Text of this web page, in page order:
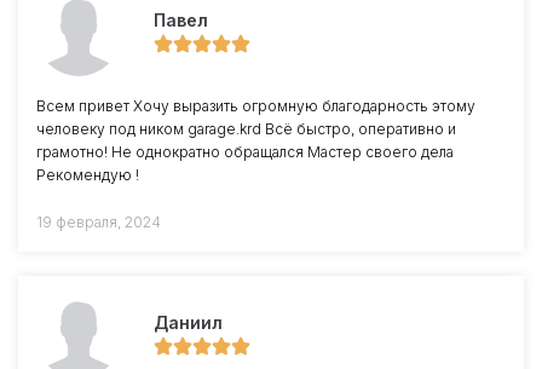
Павел
Всем привет Хочу выразить огромную благодарность этому
человеку под ником garage.krd Всё быстро, оперативно и
грамотно! Не однократно обращался Мастер своего дела
Рекомендую !
19 февраля, 2024
Даниил